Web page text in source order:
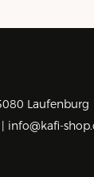
Laufenburg
info@kafi-